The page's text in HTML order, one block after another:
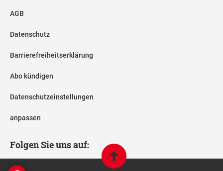
AGB
Datenschutz
Barrierefreiheitserklärung
Abo kündigen
Datenschutzeinstellungen
anpassen
Folgen Sie uns auf: